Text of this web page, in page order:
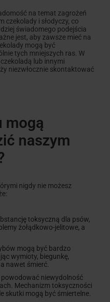
na temat zagrożeń
czekolady i słodyczy, co
świadomego podejścia
jest, aby zawsze mieć na
mogą być
tych mniejszych ras. W
lub innymi
niezwłocznie skontaktować
mogą
naszym
nigdy nie możesz
toksyczną dla psów,
żołądkowo-jelitowe, a
mogą być bardzo
wymioty, biegunkę,
nawet śmierć.
powodować niewydolność
Mechanizm toksyczności
skutki mogą być śmiertelne.